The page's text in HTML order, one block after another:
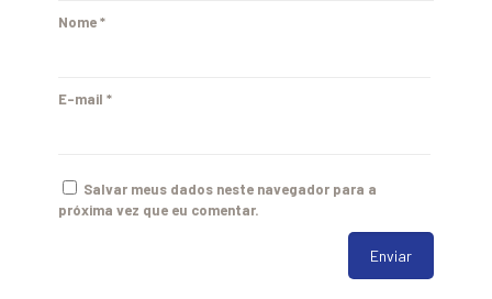
Nome*
E-mail *
Salvar meus dados neste navegador para a
próxima vez que eu comentar.